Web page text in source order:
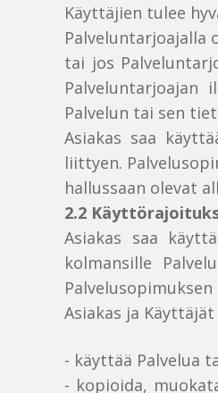
Käyttäjien tulee
Palveluntarjoajalla
tai jos
Palveluntarjoajan
Palvelun tai sen
Asiakas saa
liittyen.
hallussaan olevat
2.2
Asiakas saa
kolmansille
Asiakas ja Käyttäjät
- käyttää Palvelua
- kopioida,